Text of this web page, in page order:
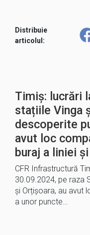
Distribuie
articolul:
Timiș: lucrări
stațiile Vinga
descoperite
avut loc
buraj a liniei
CFR Infrastructură
30.09.2024, pe raza
și Orțișoara, au avut
a unor puncte…